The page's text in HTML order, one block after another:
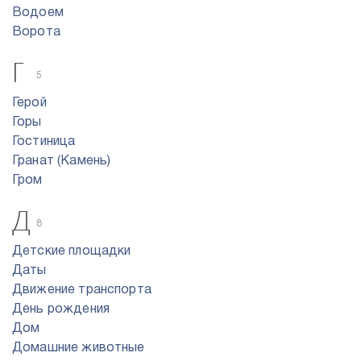
Водоем
Ворота
Г 5
Герой
Горы
Гостиница
Гранат (Камень)
Гром
Д 8
Детские площадки
Даты
Движение транспорта
День рождения
Дом
Домашние животные